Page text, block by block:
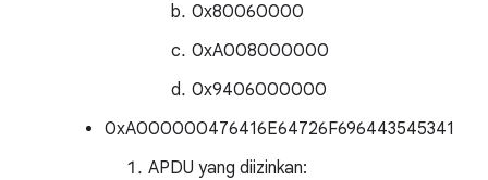
0x80060000
0xA008000000
0x9406000000
0xA000000476416E64726F696443545341
APDU yang diizinkan: